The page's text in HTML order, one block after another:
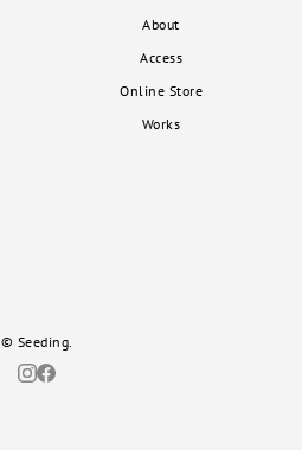
About
Access
Online Store
Works
© Seeding.